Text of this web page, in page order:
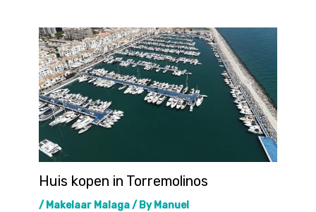
Huis kopen in Torremolinos
/ Makelaar Malaga/ ByManuel